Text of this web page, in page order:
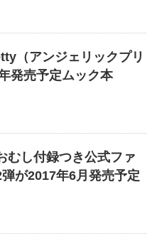
（アンジェリックプリ
発売予定ムック本
むし付録つき公式ファ
が2017年6月発売予定